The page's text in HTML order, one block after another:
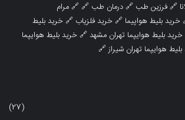
🔗فرزین طب 🔗درمان طب 🔗 🔗مرام
خرید بلیط هواپیما 🔗خرید فلزیاب 🔗خرید بلیط
خرید بلیط هوایپما تهران مشهد🔗خرید بلیط هوایپما
هوایپما تهران شیراز🔗
(27)